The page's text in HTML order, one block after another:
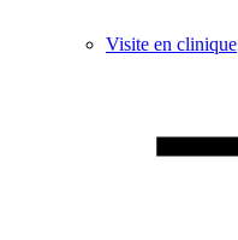
Visite en clinique